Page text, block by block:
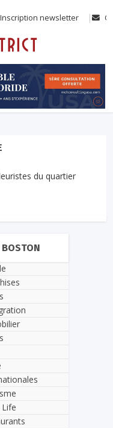
Inscription newsletter
du quartier
BOSTON